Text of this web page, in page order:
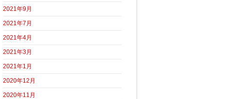
2021年9月
2021年7月
2021年4月
2021年3月
2021年1月
2020年12月
2020年11月